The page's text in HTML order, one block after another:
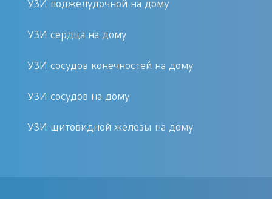
включает стоимость вызова
диагностики и расшифровкой
полученных данных.
Когда выполняется УЗИ почек на дому
УЗИ поджелудочной на дому
УЗИ сердца на дому
УЗИ сосудов конечностей на дому
УЗИ сосудов на дому
УЗИ щитовидной железы на дому